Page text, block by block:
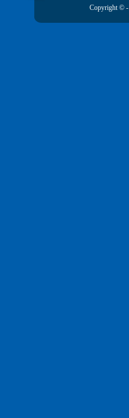
Copyright © -